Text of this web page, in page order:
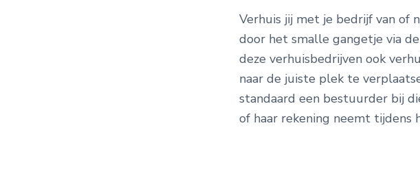
Verhuis jij met je bedrijf van of
door het smalle gangetje via
deze verhuisbedrijven ook
naar de juiste plek te
standaard een bestuurder bij
of haar rekening neemt tijdens